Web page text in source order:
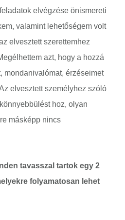
elvégzése önismereti
valamint lehetőségem volt
elvesztett szerettemhez
azt, hogy a hozzá
mondanivalómat, érzéseimet
elvesztett személyhez szóló
hoz, olyan
másképp nincs
tavasszal tartok egy 2
folyamatosan lehet